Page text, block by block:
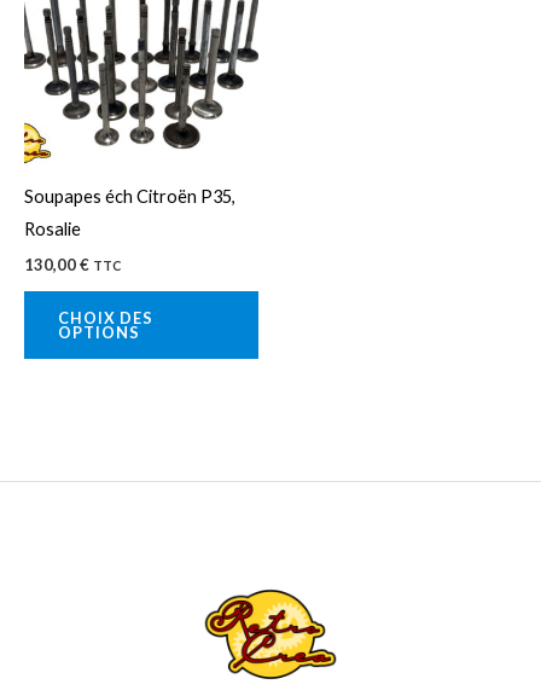
Soupapes éch Citroën P35,
Rosalie
130,00€ TTC
CHOIX DES
OPTIONS
a